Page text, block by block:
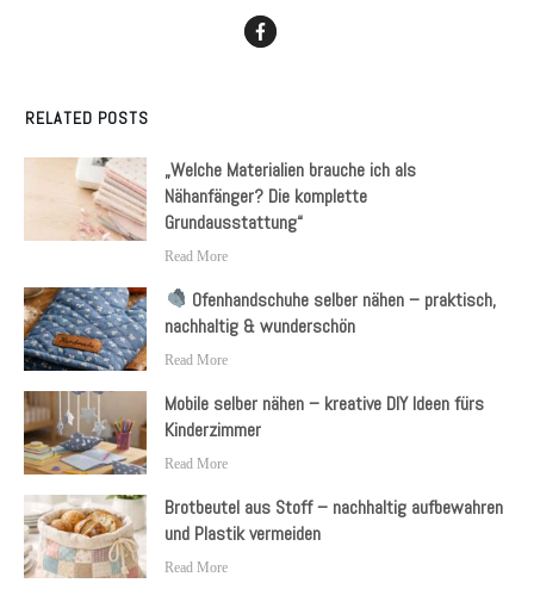
RELATED POSTS
„Welche Materialien brauche ich als
Nähanfänger? Die komplette
Grundausstattung“
Read More
Ofenhandschuhe selber nähen – praktisch,
nachhaltig & wunderschön
Read More
Mobile selber nähen – kreative DIY Ideen fürs
Kinderzimmer
Read More
Brotbeutel aus Stoff – nachhaltig aufbewahren
und Plastik vermeiden
Read More